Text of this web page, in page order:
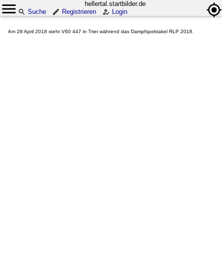
hellertal.startbilder.de
Suche
Registrieren Login
Am 28 April 2018 steht V60 447 in Trier während das Dampfspektakel RLP 2018.